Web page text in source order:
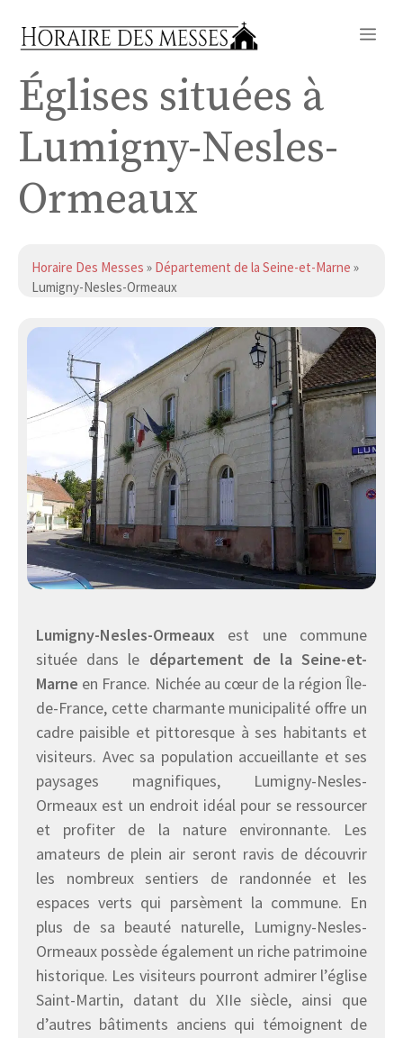
Églises situées à
Lumigny-Nesles-
Ormeaux
Horaire Des Messes » Département de la Seine-et-Marne »
Lumigny-Nesles-Ormeaux
Lumigny-Nesles-Ormeaux est une commune
située dans le département de la Seine-et-
Marne en France. Nichée au cœur de la région Île-
de-France, cette charmante municipalité offre un
cadre paisible et pittoresque à ses habitants et
visiteurs. Avec sa population accueillante et ses
paysages magnifiques, Lumigny-Nesles-
Ormeaux est un endroit idéal pour se ressourcer
et profiter de la nature environnante. Les
amateurs de plein air seront ravis de découvrir
les nombreux sentiers de randonnée et les
espaces verts qui parsèment la commune. En
plus de sa beauté naturelle, Lumigny-Nesles-
Ormeaux possède également un riche patrimoine
historique. Les visiteurs pourront admirer l’église
Saint-Martin, datant du XIIe siècle, ainsi que
d’autres bâtiments anciens qui témoignent de